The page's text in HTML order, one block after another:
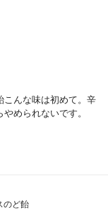
こんな味は初めて。辛
められないです。
のど飴